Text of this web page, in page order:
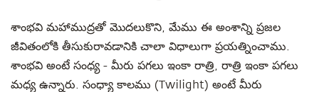
శాంభవి మహాముద్రతో మొదలుకొని, మేము ఈ అంశాన్ని ప్రజల
జీవితంలోకి తీసుకురావడానికి చాలా విధాలుగా ప్రయత్నించాము.
శాంభవి అంటే సంధ్య - మీరు పగలు ఇంకా రాత్రి, రాత్రి ఇంకా పగలు
మధ్య ఉన్నారు. సంధ్యా కాలము (Twilight) అంటే మీరు